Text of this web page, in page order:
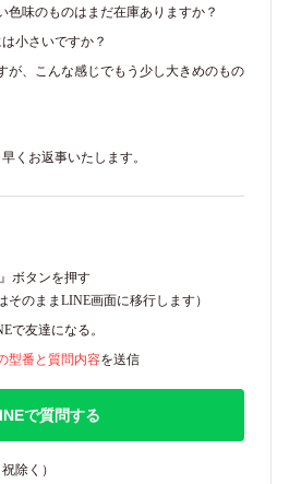
色味のものはまだ在庫ありますか？
小さいですか？
が、こんな感じでもう少し大きめのもの
くお返事いたします。
ボタンを押す
そのままLINE画面に移行します）
で友達になる。
型番と質問内容を送信
で質問する
除く）